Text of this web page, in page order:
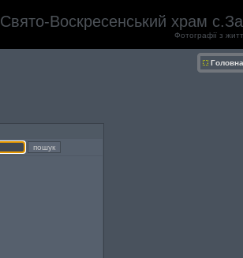
Свято-Воскресенський храм
Фотографії з
Головна